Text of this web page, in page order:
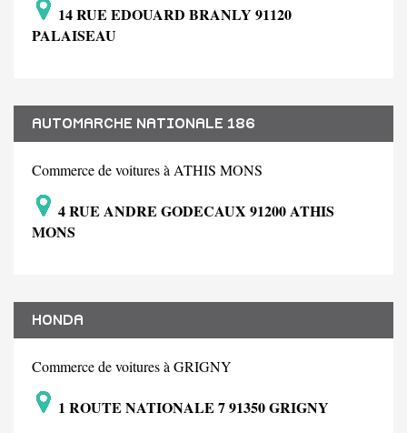
14 RUE EDOUARD BRANLY 91120
PALAISEAU
AUTOMARCHE NATIONALE 186
Commerce de voitures à ATHIS MONS
4 RUE ANDRE GODECAUX 91200 ATHIS
MONS
HONDA
Commerce de voitures à GRIGNY
1 ROUTE NATIONALE 7 91350 GRIGNY